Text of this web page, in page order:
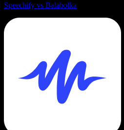
Speechify vs Balabolka